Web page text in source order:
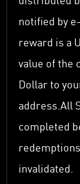
notified by
reward is a
value of the
Dollar to
address.All
completed
invalidated.